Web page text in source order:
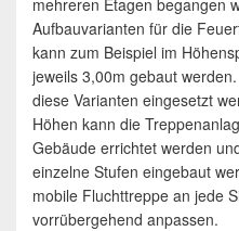
Aufbauvarianten für die
kann zum Beispiel im
jeweils 3,00m gebaut
diese Varianten eingesetzt
Höhen kann die
Gebäude errichtet werden
einzelne Stufen eingebaut
mobile Fluchttreppe an jede
vorrübergehend anpassen.